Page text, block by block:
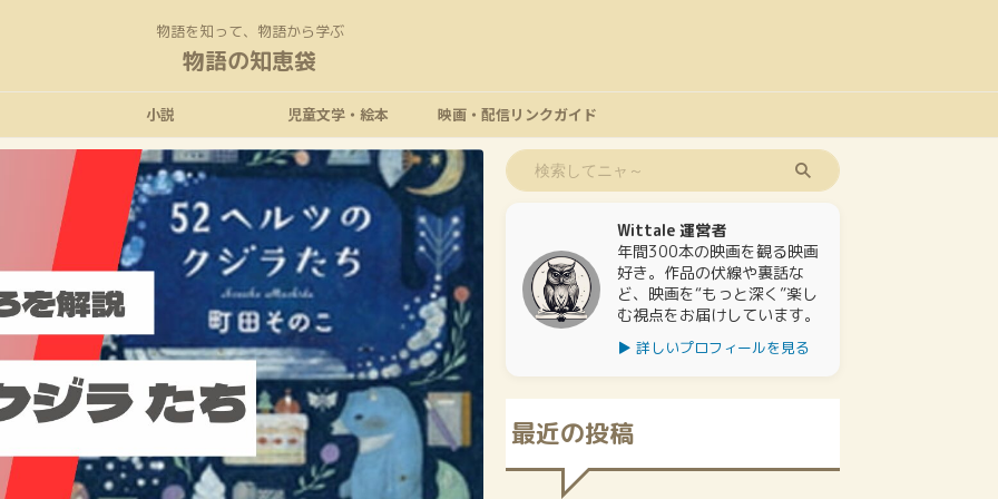
物語を知って、物語から学ぶ
物語の知恵袋
小説 児童文学・絵本 映画・配信リンクガイド
Wittale 運営者
年間300本の映画を観る映画
好き。作品の伏線や裏話な
ど、映画を“もっと深く”楽し
む視点をお届けしています。
▶ 詳しいプロフィールを見る
最近の投稿